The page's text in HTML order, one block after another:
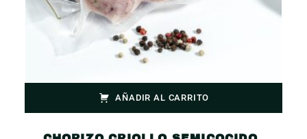
AÑADIR AL CARRITO